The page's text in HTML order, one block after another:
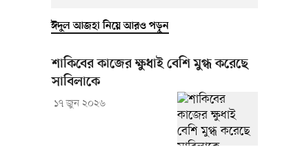
ঈদুল আজহা নিয়ে আরও পড়ুন
শাকিবের কাজের ক্ষুধাই বেশি মুগ্ধ করেছে
সাবিলাকে
১৭ জুন ২০২৬